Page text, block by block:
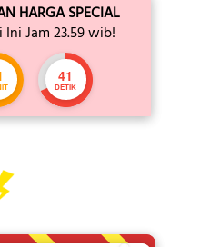
HARGA SPECIAL
Jam 23.59 wib!
38
DETIK